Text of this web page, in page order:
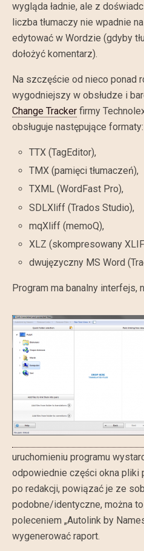
wygląda ładnie, ale z
liczba tłumaczy nie wpadnie
edytować w Wordzie (gdyby
dołożyć komentarz).
Na szczęście od nieco ponad
wygodniejszy w obsłudze i
Change Tracker firmy
obsługuje następujące formaty:
TTX (TagEditor),
TMX (pamięci tłumaczeń),
TXML (WordFast Pro),
SDLXliff (Trados Studio),
mqXliff (memoQ),
XLZ (skompresowany
dwujęzyczny MS Word
Program ma banalny interfejs,
uruchomieniu programu
odpowiednie części okna pliki
po redakcji, powiązać je ze
podobne/identyczne, można
poleceniem „Autolink by
wygenerować raport.